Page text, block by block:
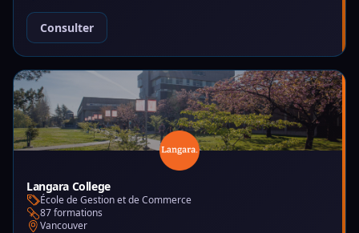
Consulter
Langara College
École de Gestion et de Commerce
87 formations
Vancouver